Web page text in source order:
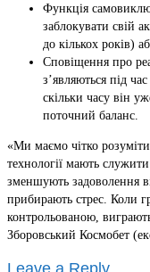
Функція
заблокувати свій
до кількох років)
Сповіщення про
з’являються під
скільки часу він
поточний баланс.
«Ми маємо чітко
технології мають
зменшують задоволення
прибирають стрес. Коли
контрольованою,
Зборовський Космобет
Leave a Reply